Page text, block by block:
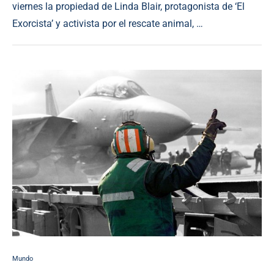
viernes la propiedad de Linda Blair, protagonista de ‘El
Exorcista’ y activista por el rescate animal, …
Mundo